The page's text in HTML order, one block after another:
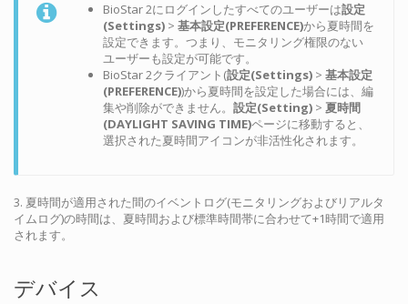
BioStar 2にログインしたすべてのユーザーは設定
(Settings) >基本設定(PREFERENCE)から夏時間を
設定できます。つまり、モニタリング権限のない
ユーザーも設定が可能です。
BioStar 2クライアント(設定(Settings) >基本設定
(PREFERENCE))から夏時間を設定した場合には、編
集や削除ができません。設定(Setting) >夏時間
(DAYLIGHT SAVING TIME)ページに移動すると、
選択された夏時間アイコンが非活性化されます。
3. 夏時間が適用された間のイベントログ(モニタリングおよびリアルタ
イムログ)の時間は、夏時間および標準時間帯に合わせて+1時間で適用
されます。
デバイス